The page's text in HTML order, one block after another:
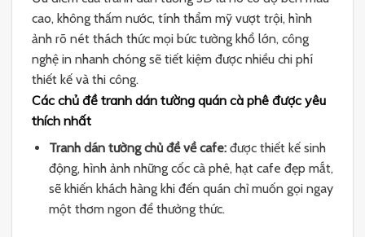
cao, không thấm nước, tính thẩm mỹ vượt trội, hình
ảnh rõ nét thách thức mọi bức tường khổ lớn, công
nghệ in nhanh chóng sẽ tiết kiệm được nhiều chi phí
thiết kế và thi công.
Các chủ đề tranh dán tường quán cà phê được yêu
thích nhất
Tranh dán tường chủ đề về cafe: được thiết kế sinh
động, hình ảnh những cốc cà phê, hạt cafe đẹp mắt,
sẽ khiến khách hàng khi đến quán chỉ muốn gọi ngay
một thơm ngon để thưởng thức.